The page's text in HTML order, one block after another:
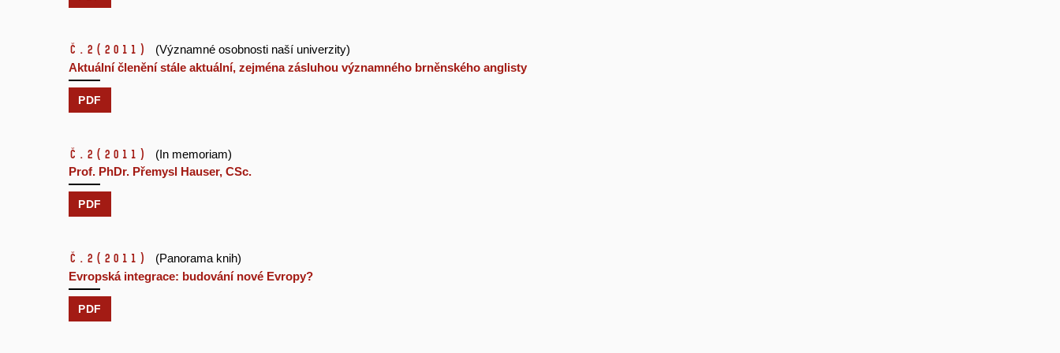
č.2 (2011)
(Významné osobnosti naší univerzity)
Aktuální členění stále aktuální, zejména zásluhou významného brněnského anglisty
PDF
č.2 (2011)
(In memoriam)
Prof. PhDr. Přemysl Hauser, CSc.
PDF
č.2 (2011)
(Panorama knih)
Evropská integrace: budování nové Evropy?
PDF